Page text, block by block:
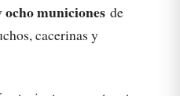
municiones de
cacerinas y